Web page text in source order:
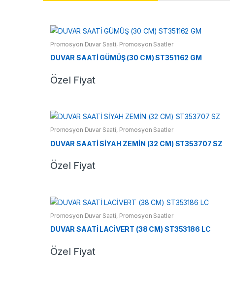
Promosyon Duvar Saati, Promosyon Saatler
DUVAR SAATİ GÜMÜŞ (30 CM) ST351162 GM
Özel Fiyat
Promosyon Duvar Saati, Promosyon Saatler
DUVAR SAATİ SİYAH ZEMİN (32 CM) ST353707 SZ
Özel Fiyat
Promosyon Duvar Saati, Promosyon Saatler
DUVAR SAATİ LACİVERT (38 CM) ST353186 LC
Özel Fiyat